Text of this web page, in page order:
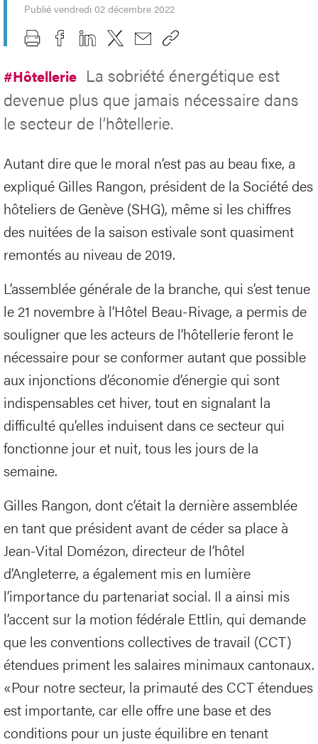
Publié vendredi 02 décembre 2022
#Hôtellerie La sobriété énergétique est
devenue plus que jamais nécessaire dans
le secteur de l’hôtellerie.
Autant dire que le moral n’est pas au beau fixe, a
expliqué Gilles Rangon, président de la Société des
hôteliers de Genève (SHG), même si les chiffres
des nuitées de la saison estivale sont quasiment
remontés au niveau de 2019.
L’assemblée générale de la branche, qui s’est tenue
le 21 novembre à l’Hôtel Beau-Rivage, a permis de
souligner que les acteurs de l’hôtellerie feront le
nécessaire pour se conformer autant que possible
aux injonctions d’économie d’énergie qui sont
indispensables cet hiver, tout en signalant la
difficulté qu’elles induisent dans ce secteur qui
fonctionne jour et nuit, tous les jours de la
semaine.
Gilles Rangon, dont c’était la dernière assemblée
en tant que président avant de céder sa place à
Jean-Vital Domézon, directeur de l’hôtel
d’Angleterre, a également mis en lumière
l’importance du partenariat social. Il a ainsi mis
l’accent sur la motion fédérale Ettlin, qui demande
que les conventions collectives de travail (CCT)
étendues priment les salaires minimaux cantonaux.
«Pour notre secteur, la primauté des CCT étendues
est importante, car elle offre une base et des
conditions pour un juste équilibre en tenant